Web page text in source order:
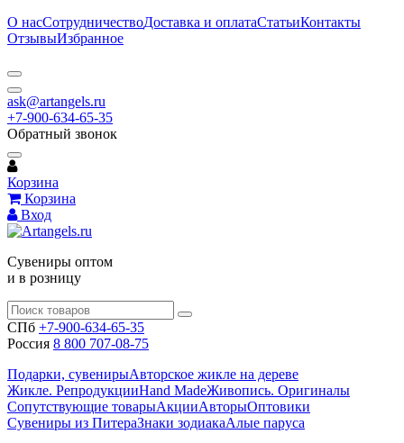
О насСотрудничествоДоставка и оплатаСтатьиКонтакты
ОтзывыИзбранное
ask@artangels.ru
+7-900-634-65-35
Обратный звонок
Корзина
Корзина
Вход
Сувениры оптом
и в розницу
СПб +7-900-634-65-35
Россия 8 800 707-08-75
Подарки, сувенирыАвторское жикле на дереве
Жикле. РепродукцииHand MadeЖивопись. Оригиналы
Сопутствующие товарыАкцииАвторыОптовики
Сувениры из ПитераЗнаки зодиакаАлые паруса